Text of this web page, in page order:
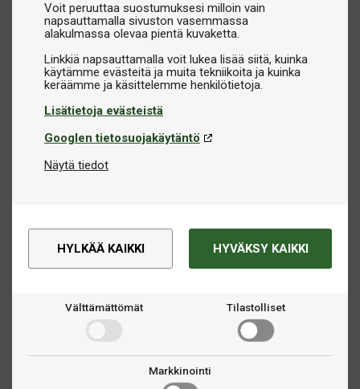
Voit peruuttaa suostumuksesi milloin vain
napsauttamalla sivuston vasemmassa
alakulmassa olevaa pientä kuvaketta.
Linkkiä napsauttamalla voit lukea lisää siitä, kuinka
käytämme evästeitä ja muita tekniikoita ja kuinka
Lisätietoja evästeistä
Googlen tietosuojakäytäntö
Näytä tiedot
HYLKÄÄ KAIKKI HYVÄKSY KAIKKI
Välttämättömät Tilastolliset
Markkinointi